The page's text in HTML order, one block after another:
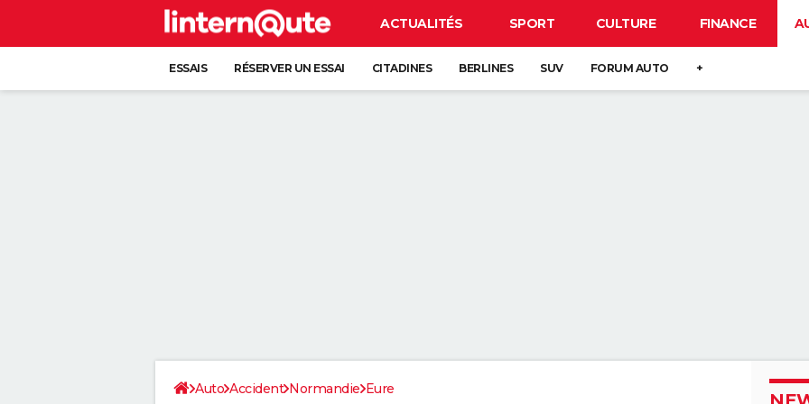
ACTUALITÉS SPORT CULTURE FINANCE
ESSAIS RÉSERVER UN ESSAI CITADINES BERLINES SUV FORUM AUTO +
Auto Accident Normandie Eure